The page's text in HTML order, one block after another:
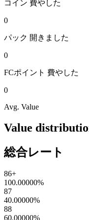
コイン 費やした
0
パック 開きました
0
FCポイント 費やした
0
Avg. Value
Value
総合レート
86+
100.00000%
87
40.00000%
88
60.00000%